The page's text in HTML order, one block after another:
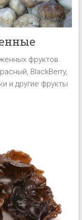
фруктов.
BlackBerry,
и другие фрукты